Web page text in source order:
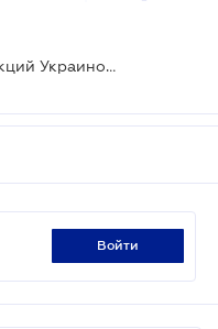
Синхронизация применения санкций Украиной и международным сообществом - законопроект
войти